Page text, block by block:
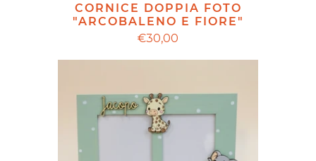
CORNICE DOPPIA FOTO
"ARCOBALENO E FIORE"
€30,00